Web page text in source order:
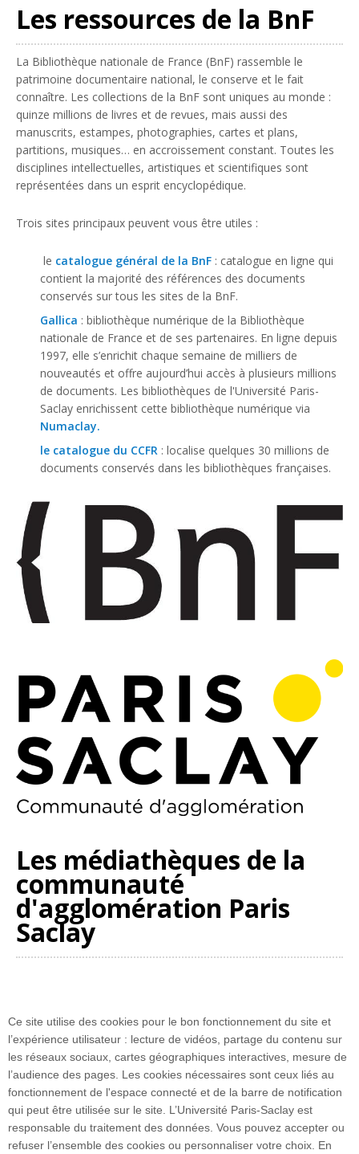
Les ressources de la BnF
La Bibliothèque nationale de France (BnF) rassemble le
patrimoine documentaire national, le conserve et le fait
connaître. Les collections de la BnF sont uniques au monde :
quinze millions de livres et de revues, mais aussi des
manuscrits, estampes, photographies, cartes et plans,
partitions, musiques… en accroissement constant. Toutes les
disciplines intellectuelles, artistiques et scientifiques sont
représentées dans un esprit encyclopédique.
Trois sites principaux peuvent vous être utiles :
le catalogue général de la BnF : catalogue en ligne qui
contient la majorité des références des documents
conservés sur tous les sites de la BnF.
Gallica : bibliothèque numérique de la Bibliothèque
nationale de France et de ses partenaires. En ligne depuis
1997, elle s’enrichit chaque semaine de milliers de
nouveautés et offre aujourd’hui accès à plusieurs millions
de documents. Les bibliothèques de l'Université Paris-
Saclay enrichissent cette bibliothèque numérique via
Numaclay.
le catalogue du CCFR : localise quelques 30 millions de
documents conservés dans les bibliothèques françaises.
Les médiathèques de la
communauté
d'agglomération Paris
Saclay
ressources numériques en ligne, de consulter l’offre et de gérer
son compte en ligne, d’utiliser des postes informatiques, de
bénéficier des conseils des bibliothécaires, d’assister à des
rencontres, de voir des expos, de participer à des ateliers…
Retrouvez toutes les informations sur leur site web .
Ce site utilise des cookies pour le bon fonctionnement du site et
l’expérience utilisateur : lecture de vidéos, partage du contenu sur
les réseaux sociaux, cartes géographiques interactives, mesure de
l’audience des pages. Les cookies nécessaires sont ceux liés au
fonctionnement de l'espace connecté et de la barre de notification
qui peut être utilisée sur le site. L’Université Paris-Saclay est
responsable du traitement des données. Vous pouvez accepter ou
refuser l’ensemble des cookies ou personnaliser votre choix. En